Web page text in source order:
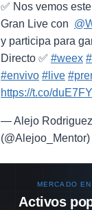
✅ Nos vemos
Gran Live con ⁨
y participa para
Directo ✅ #weex
#envivo #live
https://t.co/
— Alejo Rodriguez
(@Alejoo_Mentor)
MERCADO
Activos